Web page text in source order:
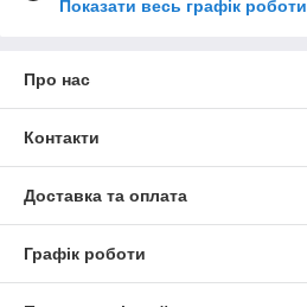
Показати весь графік роботи
Про нас
Контакти
Доставка та оплата
Графік роботи